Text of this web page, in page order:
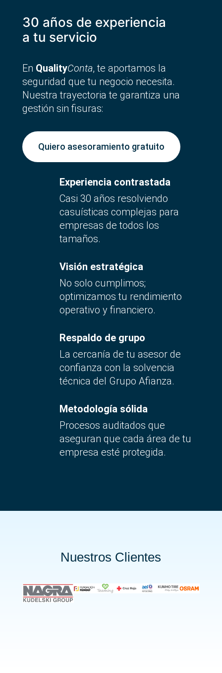
30 años de experiencia
a tu servicio
En QualityConta, te aportamos la
seguridad que tu negocio necesita.
Nuestra trayectoria te garantiza una
gestión sin fisuras:
Quiero asesoramiento gratuito
Experiencia contrastada
Casi 30 años resolviendo
casuísticas complejas para
empresas de todos los
tamaños.
Visión estratégica
No solo cumplimos;
optimizamos tu rendimiento
operativo y financiero.
Respaldo de grupo
La cercanía de tu asesor de
confianza con la solvencia
técnica del Grupo Afianza.
Metodología sólida
Procesos auditados que
aseguran que cada área de tu
empresa esté protegida.
Nuestros Clientes